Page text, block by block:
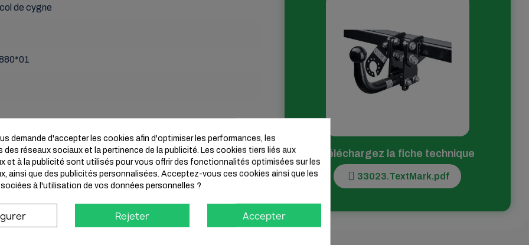
de cygne
Téléchargez la fiche technique
33023.TextMark.pdf
demande d'accepter les cookies afin d'optimiser les performances, les
réseaux sociaux et la pertinence de la publicité. Les cookies tiers liés aux
et à la publicité sont utilisés pour vous offrir des fonctionnalités optimisées sur les
ainsi que des publicités personnalisées. Acceptez-vous ces cookies ainsi que les
à l'utilisation de vos données personnelles ?
Rejeter Accepter